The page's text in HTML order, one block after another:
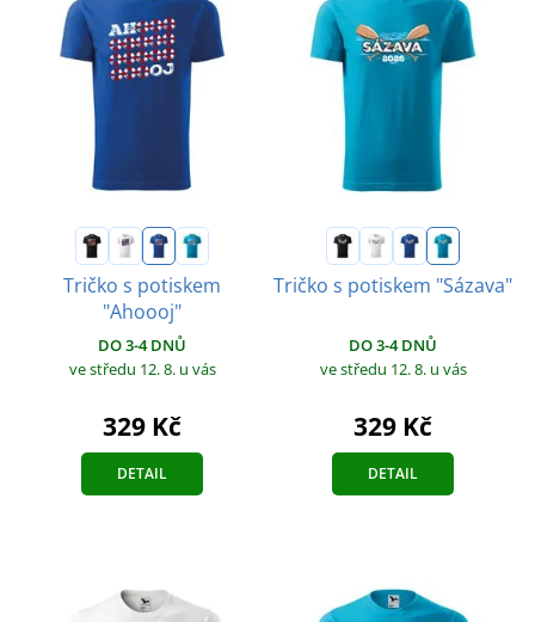
Tričko s potiskem
"Ahoooj"
DO 3-4 DNŮ
ve středu 12. 8. u vás
329 Kč
DETAIL
Tričko s potiskem "Sázava"
DO 3-4 DNŮ
ve středu 12. 8. u vás
329 Kč
DETAIL